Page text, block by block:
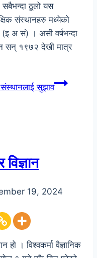
सबैभन्दा ठूलो यस
संस्थानहरु मध्येको
अ सं) । असी वर्षभन्दा
सन् १९७२ देखी मात्र
सुझाव
19, 2024
हो । विश्वकर्मा वैज्ञानिक